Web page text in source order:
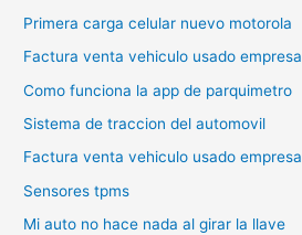
Primera carga celular nuevo motorola
Factura venta vehiculo usado empresa
Como funciona la app de parquimetro
Sistema de traccion del automovil
Factura venta vehiculo usado empresa
Sensores tpms
Mi auto no hace nada al girar la llave